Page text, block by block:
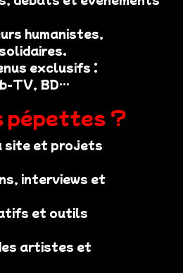
humanistes,
exclusifs :
TV, BD…
pépettes ?
site et projets
interviews et
et outils
artistes et